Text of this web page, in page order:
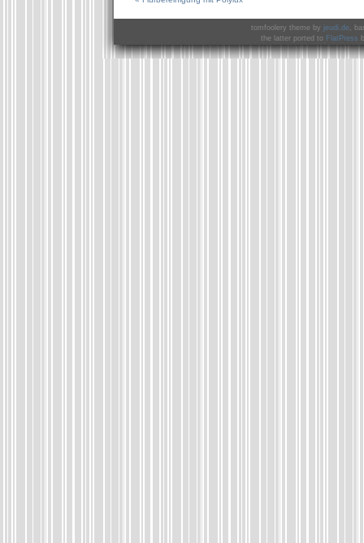
tomfoolery theme by jeudi.de,
the latter ported to FlatPress